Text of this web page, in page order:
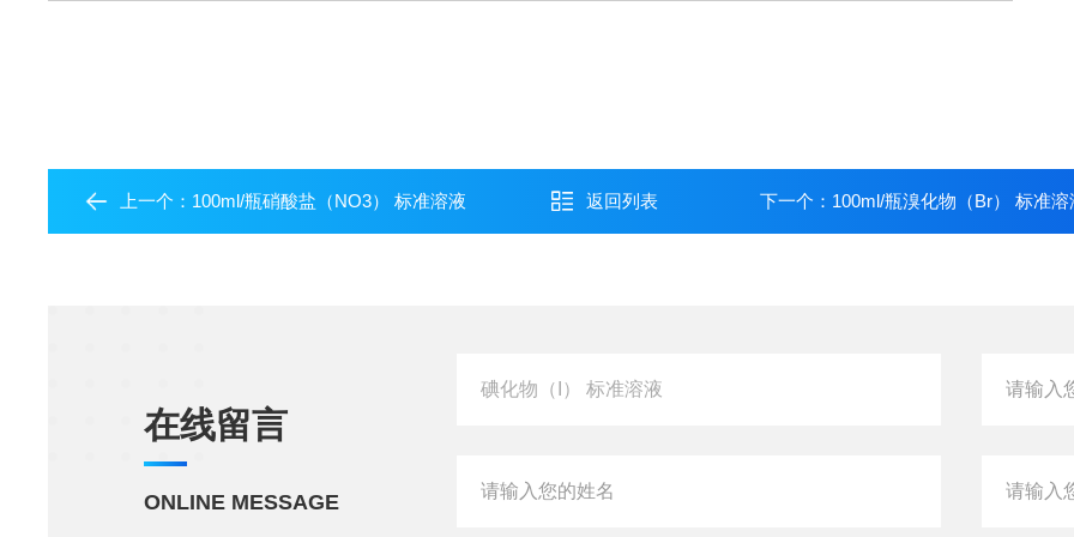
上一个： 100ml/瓶硝酸盐（NO3） 标准溶液 返回列表 下一个： 100ml/瓶溴化物（Br） 标准溶
在线留言
ONLINE MESSAGE